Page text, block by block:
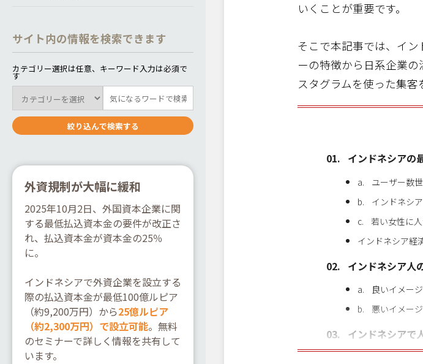
サイト内の情報を検索できます
カテゴリー選択は任意、キーワード入力は必須で
す
外資規制が大幅に緩和
2025年10月2日、外国資本企業に関
する最低払込資本金の要件が改正さ
れ、払込資本金が資本金の25％
に。
インドネシアで外資企業を設立する
際の払込資本金が最低100億ルピア
（約9,200万円）から25億ルピア
（約2,300万円）で設立可能。無料
のセミナーで詳しく情報を共有して
います。
いくことが重要です。
そこで本記事では、イ
ーの特徴から日系企業
スタグラムを使った集客
インドネシアの
a. ユーザー数
b. インドネシア
c. 若い女性に
インドネシア経
インドネシア人
a. 良いイメージ
b. 悪いイメージ
インドネシアで